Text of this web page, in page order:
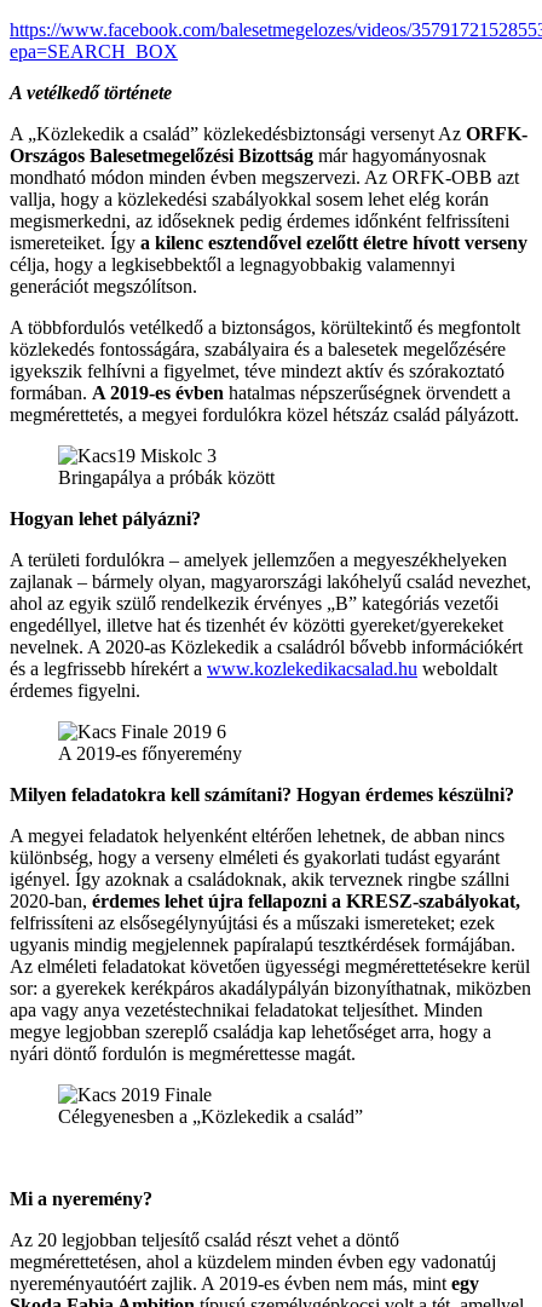
https://www.facebook.com/balesetmegelozes/videos/
epa=SEARCH_BOX
A vetélkedő története
A „Közlekedik a család” közlekedésbiztonsági versenyt Az ORFK-
Országos Balesetmegelőzési Bizottság már hagyományosnak
mondható módon minden évben megszervezi. Az ORFK-OBB azt
vallja, hogy a közlekedési szabályokkal sosem lehet elég korán
megismerkedni, az időseknek pedig érdemes időnként felfrissíteni
ismereteiket. Így a kilenc esztendővel ezelőtt életre hívott verseny
célja, hogy a legkisebbektől a legnagyobbakig valamennyi
generációt megszólítson.
A többfordulós vetélkedő a biztonságos, körültekintő és megfontolt
közlekedés fontosságára, szabályaira és a balesetek megelőzésére
igyekszik felhívni a figyelmet, téve mindezt aktív és szórakoztató
formában. A 2019-es évben hatalmas népszerűségnek örvendett a
megmérettetés, a megyei fordulókra közel hétszáz család pályázott.
Bringapálya a próbák között
Hogyan lehet pályázni?
A területi fordulókra – amelyek jellemzően a megyeszékhelyeken
zajlanak – bármely olyan, magyarországi lakóhelyű család nevezhet,
ahol az egyik szülő rendelkezik érvényes „B” kategóriás vezetői
engedéllyel, illetve hat és tizenhét év közötti gyereket/gyerekeket
nevelnek. A 2020-as Közlekedik a családról bővebb információkért
és a legfrissebb hírekért a www.kozlekedikacsalad.hu weboldalt
érdemes figyelni.
A 2019-es főnyeremény
Milyen feladatokra kell számítani? Hogyan érdemes készülni?
A megyei feladatok helyenként eltérően lehetnek, de abban nincs
különbség, hogy a verseny elméleti és gyakorlati tudást egyaránt
igényel. Így azoknak a családoknak, akik terveznek ringbe szállni
2020-ban, érdemes lehet újra fellapozni a KRESZ-szabályokat,
felfrissíteni az elsősegélynyújtási és a műszaki ismereteket; ezek
ugyanis mindig megjelennek papíralapú tesztkérdések formájában.
Az elméleti feladatokat követően ügyességi megmérettetésekre kerül
sor: a gyerekek kerékpáros akadálypályán bizonyíthatnak, miközben
apa vagy anya vezetéstechnikai feladatokat teljesíthet. Minden
megye legjobban szereplő családja kap lehetőséget arra, hogy a
nyári döntő fordulón is megmérettesse magát.
Célegyenesben a „Közlekedik a család”
Mi a nyeremény?
Az 20 legjobban teljesítő család részt vehet a döntő
megmérettetésen, ahol a küzdelem minden évben egy vadonatúj
nyereményautóért zajlik. A 2019-es évben nem más, mint egy